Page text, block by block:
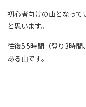
初心者向けの山となっ
と思います。
往復5.5時間（登り3時
ある山です。